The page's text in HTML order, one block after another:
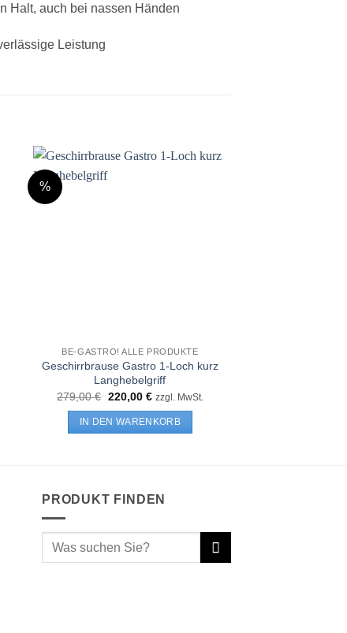
Halt, auch bei nassen Händen
Leistung
%
BE-GASTRO! ALLE PRODUKTE
Geschirrbrause Gastro 1-Loch kurz
Langhebelgriff
279,00€ Ursprünglicher
Preis
war:
279,00 €
220,00 €Aktueller
Preis
ist:
220,00 €.
zzgl. MwSt.
IN DEN WARENKORB
PRODUKT FINDEN
Suchen